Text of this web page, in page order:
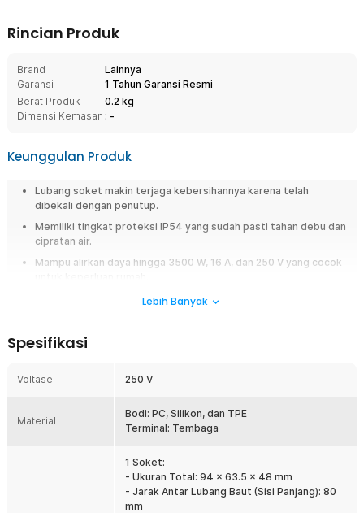
Rincian Produk
Brand
Lainnya
Garansi
1 Tahun Garansi Resmi
Berat Produk
0.2 kg
Dimensi Kemasan : -
Keunggulan Produk
Lubang soket makin terjaga kebersihannya karena telah
dibekali dengan penutup.
Memiliki tingkat proteksi IP54 yang sudah pasti tahan debu dan
cipratan air.
Mampu alirkan daya hingga 3500 W, 16 A, dan 250 V yang cocok
Menawarkan 4 pilihan jumlah lubang soket untuk mengkomodasi
Overview
terkena hujan, debu, atau cipratan air? Stop kontak biasa memang
mengalami kerusakan maupun korsleting. Taffware Stop Kontak Outdoor
IP54 hadir sebagai solusi yang lebih aman dengan desain tahan percikan
rumah, garasi, taman, gudang, bengkel, maupun area semi outdoor yang
membutuhkan suplai listrik yang lebih aman.
Lebih Banyak
Spesifikasi
Voltase 250 V
Material
Bodi: PC, Silikon, dan TPE
Terminal: Tembaga
1 Soket:
- Ukuran Total: 94 x 63.5 x 48 mm
- Jarak Antar Lubang Baut (Sisi Panjang): 80
mm